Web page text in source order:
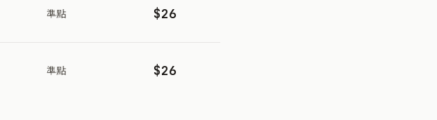
準點 $26
準點 $26